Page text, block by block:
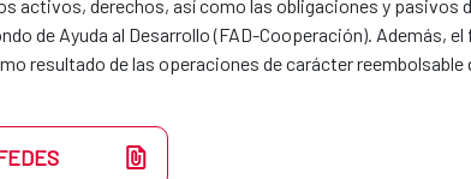
activos, derechos, así como las obligaciones y pasivos
de Ayuda al Desarrollo (FAD-Cooperación).
resultado de las operaciones de carácter reembolsable